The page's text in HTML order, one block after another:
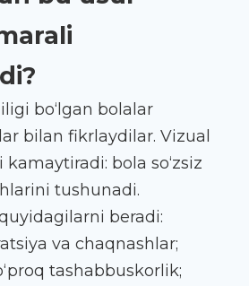
bo‘lgan bolalar
bilan fikrlaydilar. Vizual
bola so‘zsiz
tushunadi.
beradi:
va chaqnashlar;
tashabbuskorlik;